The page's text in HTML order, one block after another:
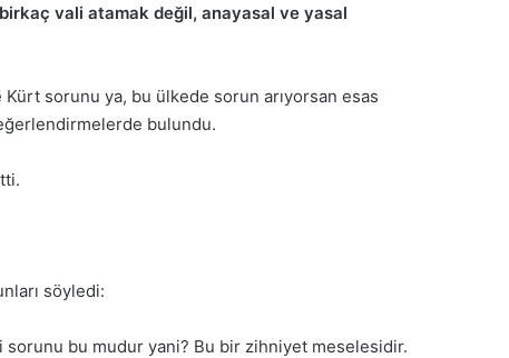
vali atamak değil, anayasal ve yasal
sorunu ya, bu ülkede sorun arıyorsan esas
bulundu.
söyledi:
sorunu bu mudur yani? Bu bir zihniyet meselesidir.